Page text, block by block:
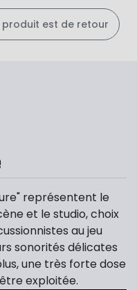
est de retour
représentent le
et le studio, choix
au jeu
sonorités délicates
une très forte dose
exploitée.